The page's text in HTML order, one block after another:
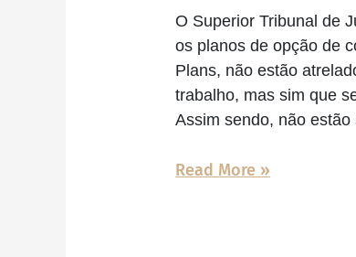
O Superior Tribunal de
os planos de opção de
Plans, não estão
trabalho, mas sim que
Assim sendo, não
de
Planos
de
Opção
de
de
Read More »